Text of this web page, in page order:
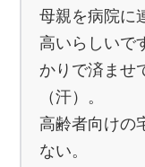
母親を病院に
高いらしいで
かりで済ませ
（汗）。
高齢者向けの
ない。